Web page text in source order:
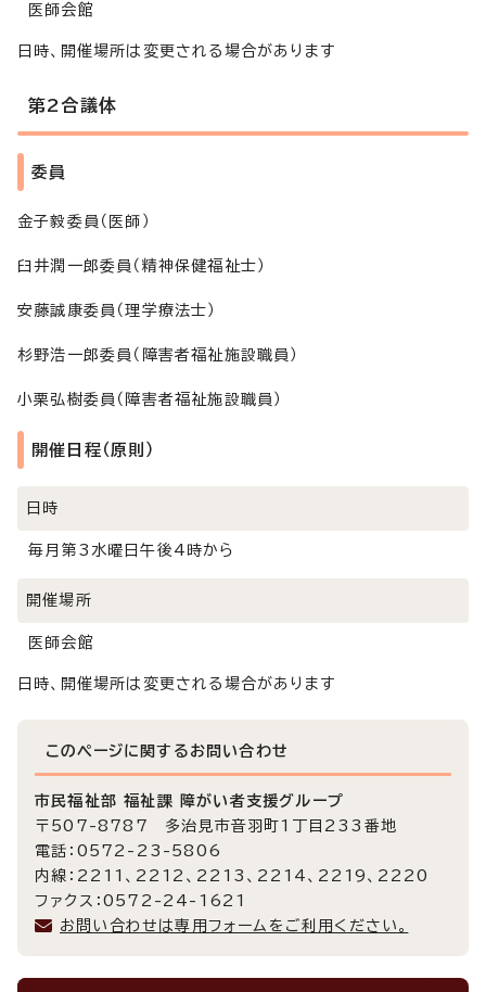
医師会館
日時、開催場所は変更される場合があります
第2合議体
委員
金子毅委員（医師）
臼井潤一郎委員（精神保健福祉士）
安藤誠康委員（理学療法士）
杉野浩一郎委員（障害者福祉施設職員）
小栗弘樹委員（障害者福祉施設職員）
開催日程（原則）
日時
毎月第3水曜日午後4時から
開催場所
医師会館
日時、開催場所は変更される場合があります
このページに関する お問い合わせ
市民福祉部 福祉課 障がい者支援グループ
〒507-8787 多治見市音羽町1丁目233番地
電話：0572-23-5806
内線：2211、2212、2213、2214、2219、2220
ファクス：0572-24-1621
お問い合わせは専用フォームをご利用ください。